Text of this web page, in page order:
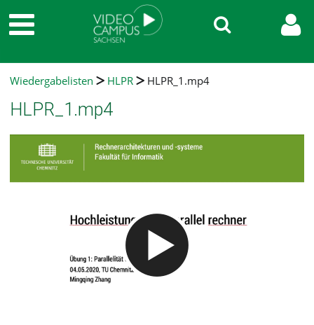
Wiedergabelisten HLPR HLPR_1.mp4
HLPR_1.mp4